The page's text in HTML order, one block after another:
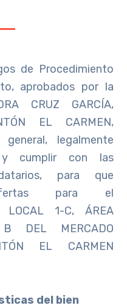
de Procedimiento
aprobados por la
CRUZ GARCÍA,
EL CARMEN,
legalmente
y cumplir con las
para que
para el
LOCAL 1-C, ÁREA
B DEL MERCADO
EL CARMEN
del bien